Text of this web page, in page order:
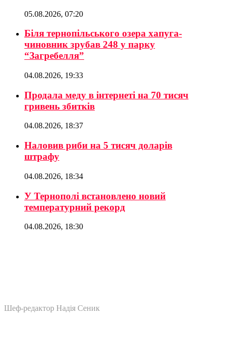
05.08.2026, 07:20
Біля тернопільського озера хапуга-
чиновник зрубав 248 у парку
“Загребелля”
04.08.2026, 19:33
Продала меду в інтернеті на 70 тисяч
гривень збитків
04.08.2026, 18:37
Наловив риби на 5 тисяч доларів
штрафу
04.08.2026, 18:34
У Тернополі встановлено новий
температурний рекорд
04.08.2026, 18:30
Шеф-редактор Надія Сеник